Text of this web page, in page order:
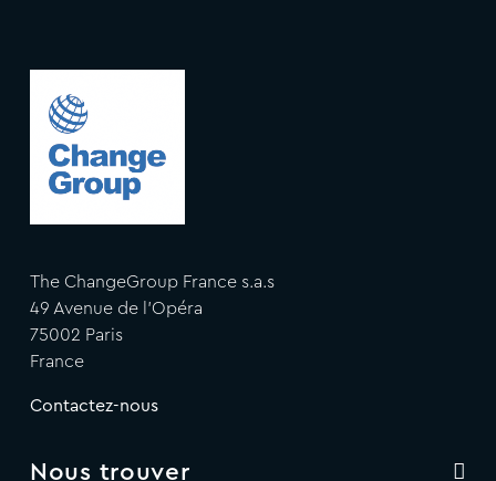
The ChangeGroup France s.a.s
49 Avenue de l'Opéra
75002 Paris
France
Contactez-nous
Nous trouver